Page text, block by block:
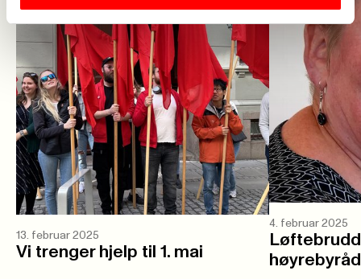
13. februar 2025
Vi trenger hjelp til 1. mai
4. februar 2025